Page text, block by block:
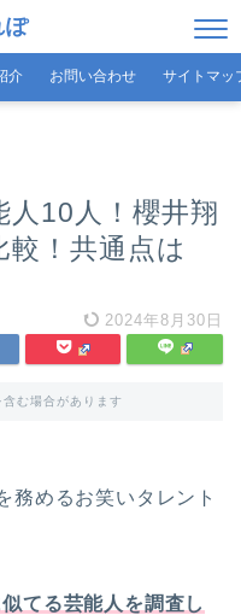
ぽ
介 お問い合わせ サイトマッ
10人！櫻井翔
！共通点は
2024年8月30日
む場合があります
務めるお笑いタレント
てる芸能人を調査し